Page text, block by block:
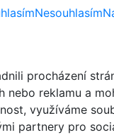
Nesouhlasím
procházení
nebo reklamu a
využíváme
partnery pro